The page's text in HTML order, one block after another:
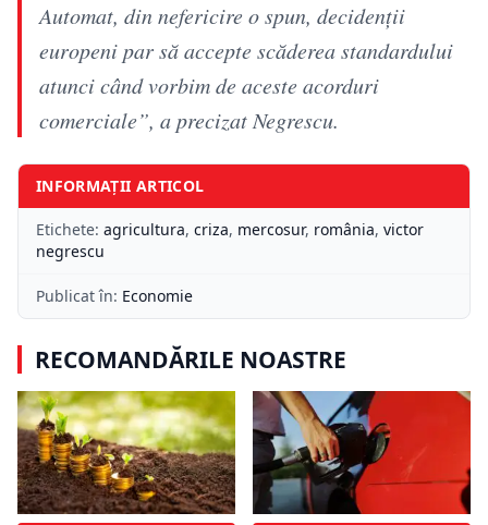
Automat, din nefericire o spun, decidenții
europeni par să accepte scăderea standardului
atunci când vorbim de aceste acorduri
comerciale”, a precizat Negrescu.
INFORMAȚII ARTICOL
Etichete: agricultura, criza, mercosur, românia, victor
negrescu
Publicat în: Economie
RECOMANDĂRILE NOASTRE